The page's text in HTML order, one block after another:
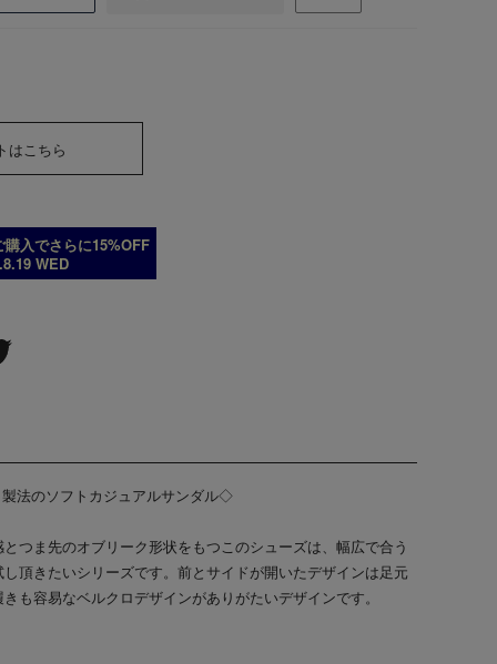
法のソフトカジュアルサンダル◇
つま先のオブリーク形状をもつこのシューズは、幅広で合う
頂きたいシリーズです。前とサイドが開いたデザインは足元
も容易なベルクロデザインがありがたいデザインです。
はこちら
入でさらに15%OFF
WED